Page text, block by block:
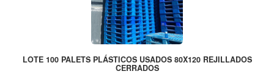
LOTE 100 PALETS PLÁSTICOS USADOS 80X120 REJILLADOS
CERRADOS